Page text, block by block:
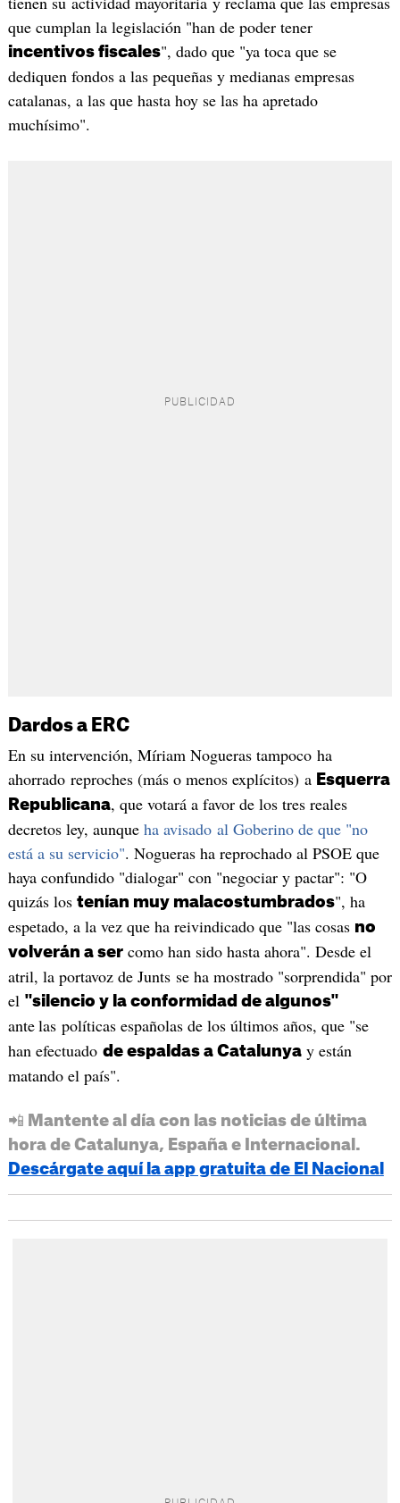
que cumplan la legislación "han de poder tener
incentivos fiscales", dado que "ya toca que se
dediquen fondos a las pequeñas y medianas empresas
catalanas, a las que hasta hoy se las ha apretado
muchísimo".
Dardos a ERC
En su intervención, Míriam Nogueras tampoco ha
ahorrado reproches (más o menos explícitos) a Esquerra
Republicana, que votará a favor de los tres reales
decretos ley, aunque ha avisado al Goberino de que "no
está a su servicio". Nogueras ha reprochado al PSOE que
haya confundido "dialogar" con "negociar y pactar": "O
quizás los tenían muy malacostumbrados", ha
espetado, a la vez que ha reivindicado que "las cosas no
volverán a sercomo han sido hasta ahora". Desde el
atril, la portavoz de Junts se ha mostrado "sorprendida" por
el "silencio y la conformidad de algunos"
antelas políticas españolas de los últimos años, que "se
han efectuado de espaldas a Catalunyay están
matando el país".
📲 Mantente al día con las noticias de última
hora de Catalunya, España e Internacional.
Descárgate aquí la app gratuita de El Nacional